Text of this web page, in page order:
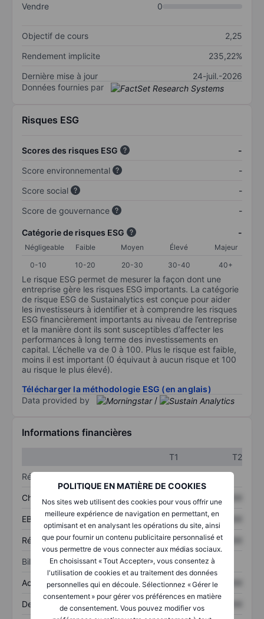
POLITIQUE EN MATIÈRE DE COOKIES
Nos sites web utilisent des cookies pour vous offrir une
meilleure expérience de navigation en permettant, en
optimisant et en analysant les opérations du site, ainsi
que pour fournir un contenu publicitaire personnalisé et
vous permettre de vous connecter aux médias sociaux.
En choisissant « Tout Accepter», vous consentez à
l'utilisation de cookies et au traitement des données
personnelles qui en découle. Sélectionnez « Gérer le
consentement » pour gérer vos préférences en matière
de consentement. Vous pouvez modifier vos
Vendre
0
Objectif de cours
2,25
Rendement implicite
235,22%
Dernière mise à jour
24-juil.-2026
Données fournies par
Risques ESG
Scores des risques ESG
-
Score environnemental
-
Score social
-
Score de gouvernance
-
Catégorie de risques ESG -
Négligeable Faible Moyen Élevé
Majeur
0-10
10-20 20-30 30-40 40+
Le risque ESG permet de mesurer la façon dont une
entreprise gère les risques ESG importants. La catégorie
de risque ESG de Sustainalytics est conçue pour aider
les investisseurs à identifier et à comprendre les risques
ESG financièrement importants au niveau de l’entreprise
et la manière dont ils sont susceptibles d’affecter les
performances à long terme des investissements en
capital. L’échelle va de 0 à 100. Plus le risque est faible,
moins il est important (0 équivaut à aucun risque et 100
au risque le plus élevé).
Télécharger la méthodologie ESG (en anglais)
Data provided by
/
Informations financières
T1
T2
Résultats
Chiffre d’affaires XXXXXXX XXXXXXX
EBITDA XXXXXXX XXXXXXX
Résultat net XXXXXXX XXXXXXX
Bilan
Actifs totaux XXXXXXX XXXXXXX
Dette totale XXXXXXX